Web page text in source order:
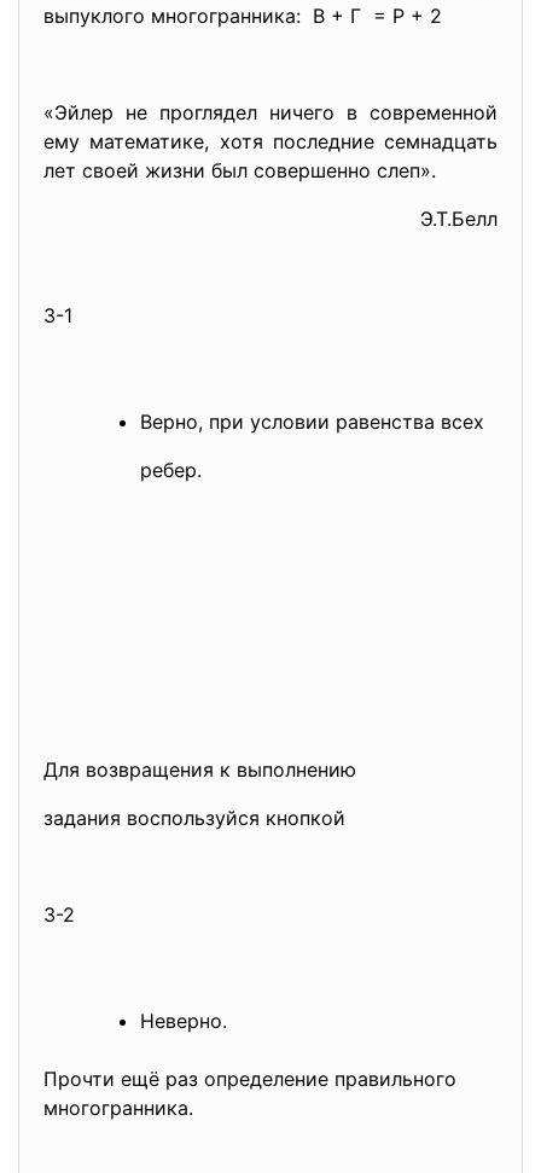
выпуклого многогранника: В + Г = Р + 2
«Эйлер не проглядел ничего в современной
ему математике, хотя последние семнадцать
лет своей жизни был совершенно слеп».
Э.Т.Белл
3-1
Верно, при условии равенства всех
ребер.
Для возвращения к выполнению
задания воспользуйся кнопкой
3-2
Неверно.
Прочти ещё раз определение правильного
многогранника.